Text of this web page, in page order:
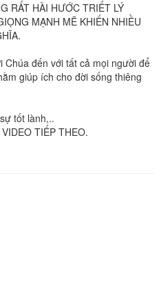
RẤT HÀI HƯỚC TRIẾT LÝ
MẠNH MẼ KHIẾN NHIỀU
Chúa đến với tất cả mọi người để
giúp ích cho đời sống thiêng
tốt lành,..
TIẾP THEO.